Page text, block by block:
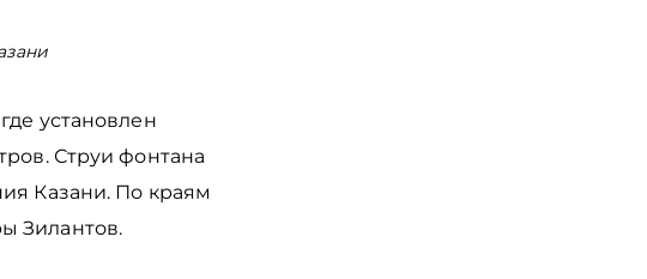
установлен
Струи фонтана
Казани. По краям
Зилантов.